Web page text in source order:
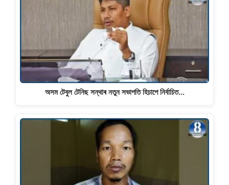
অসম টেবুল টেনিছ সন্থাৰ নতুন সভাপতি হিচাপে নিৰ্বাচিত…